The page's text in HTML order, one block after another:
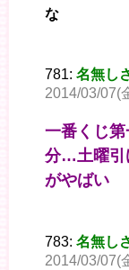
な
781: 名無し
2014/03/07(
一番くじ
分…土曜引
がやばい
783: 名無し
2014/03/07(